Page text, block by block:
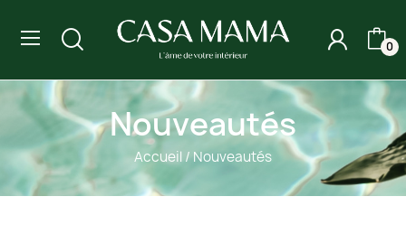
0
Nouveautés
Accueil Nouveautés